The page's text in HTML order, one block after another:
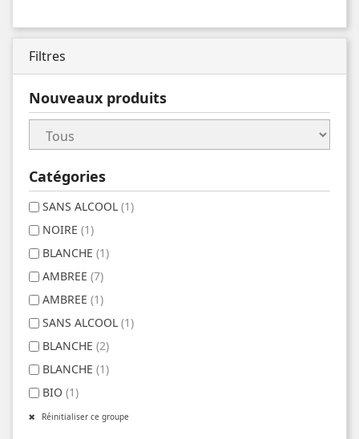
Filtres
Nouveaux produits
Catégories
SANS ALCOOL (1)
NOIRE (1)
BLANCHE (1)
AMBREE (7)
AMBREE (1)
SANS ALCOOL (1)
BLANCHE (2)
BLANCHE (1)
BIO (1)
Réinitialiser ce groupe